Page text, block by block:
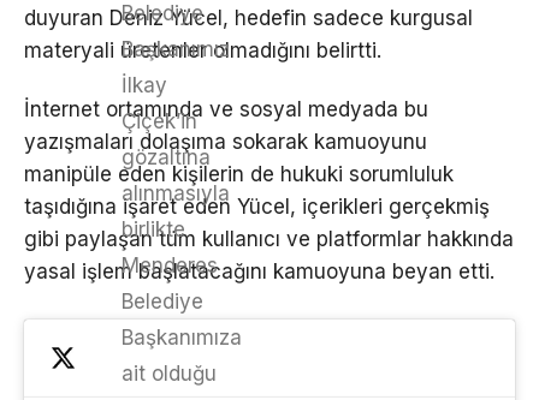
duyuran Deniz Yücel, hedefin sadece kurgusal
materyali üretenler olmadığını belirtti.
İnternet ortamında ve sosyal medyada bu
yazışmaları dolaşıma sokarak kamuoyunu
manipüle eden kişilerin de hukuki sorumluluk
taşıdığına işaret eden Yücel, içerikleri gerçekmiş
gibi paylaşan tüm kullanıcı ve platformlar hakkında
yasal işlem başlatacağını kamuoyuna beyan etti.
Belediye
Başkanımız
İlkay
Çiçek’in
gözaltına
alınmasıyla
birlikte
Menderes
Belediye
Başkanımıza
ait olduğu